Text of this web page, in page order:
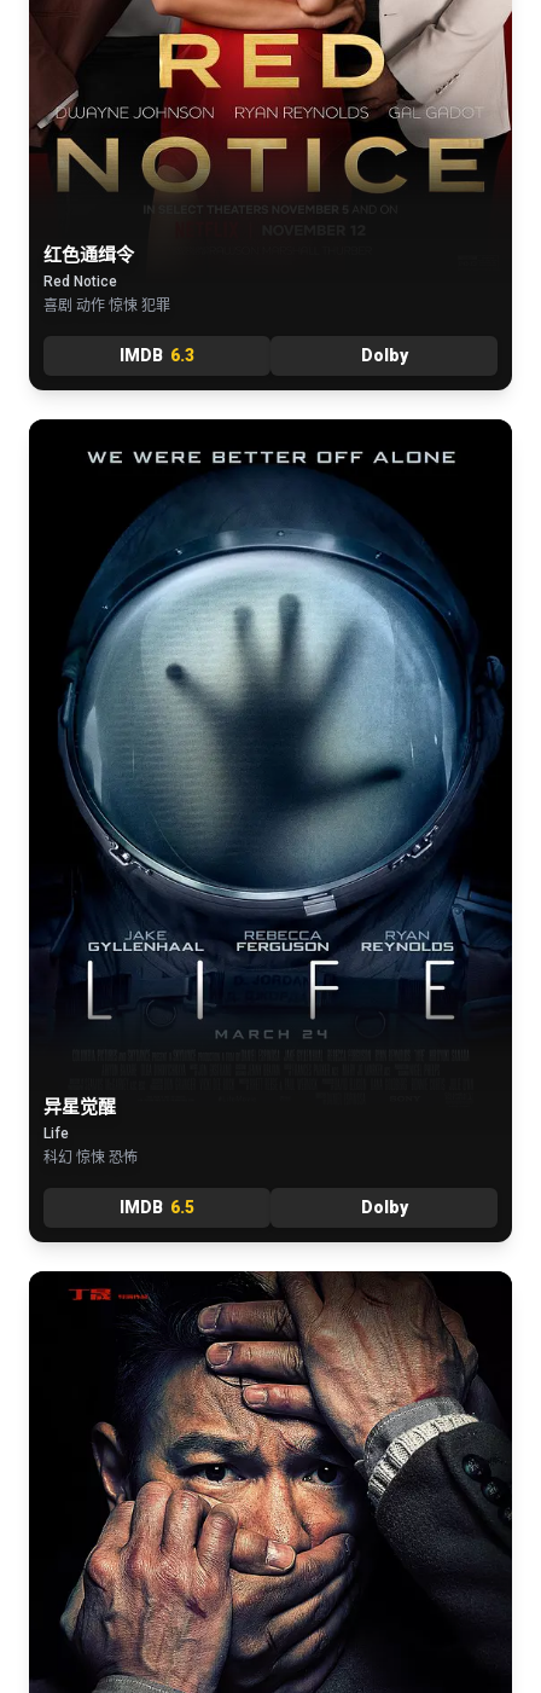
红色通缉令
Red Notice
喜剧 动作 惊悚 犯罪
IMDB 6.3 Dolby
异星觉醒
Life
科幻 惊悚 恐怖
IMDB 6.5 Dolby